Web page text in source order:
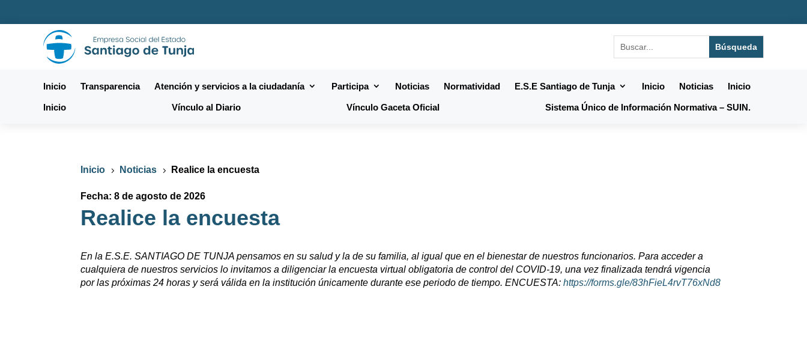
Inicio Transparencia Atención y servicios a la ciudadanía Participa Noticias Normatividad E.S.E Santiago de Tunja Inicio Noticias Inicio
Inicio Vínculo al Diario Vínculo Gaceta Oficial Sistema Único de Información Normativa – SUIN.
Inicio 5 Noticias 5 Realice la encuesta
Fecha: 8 de agosto de 2026
Realice la encuesta
En la E.S.E. SANTIAGO DE TUNJA pensamos en su salud y la de su familia, al igual que en el bienestar de nuestros funcionarios. Para acceder a
cualquiera de nuestros servicios lo invitamos a diligenciar la encuesta virtual obligatoria de control del COVID-19, una vez finalizada tendrá vigencia
por las próximas 24 horas y será válida en la institución únicamente durante ese periodo de tiempo. ENCUESTA:https://forms.gle/83hFieL4rvT76xNd8